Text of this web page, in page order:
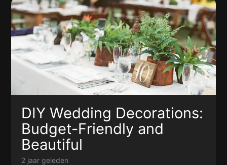
DIY Wedding Decorations:
Budget-Friendly and
Beautiful
2 jaar geleden